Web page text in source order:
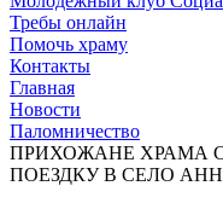
Требы онлайн
Помочь храму
Контакты
Главная
Новости
Паломничество
ПРИХОЖАНЕ ХРАМА
ПОЕЗДКУ В СЕЛО